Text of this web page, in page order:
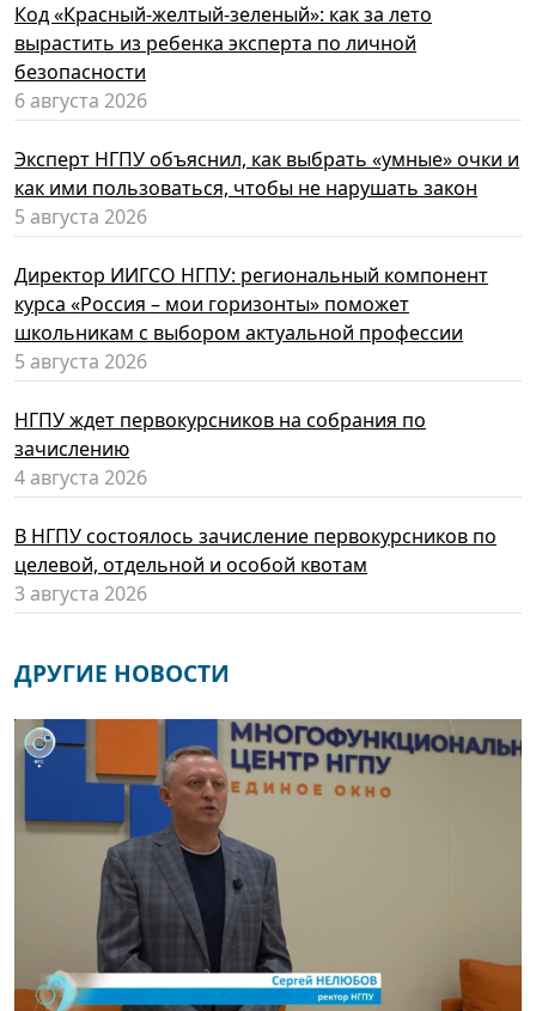
Код «Красный-желтый-зеленый»: как за лето
вырастить из ребенка эксперта по личной
безопасности
6 августа 2026
Эксперт НГПУ объяснил, как выбрать «умные» очки и
как ими пользоваться, чтобы не нарушать закон
5 августа 2026
Директор ИИГСО НГПУ: региональный компонент
курса «Россия – мои горизонты» поможет
школьникам с выбором актуальной профессии
5 августа 2026
НГПУ ждет первокурсников на собрания по
зачислению
4 августа 2026
В НГПУ состоялось зачисление первокурсников по
целевой, отдельной и особой квотам
3 августа 2026
ДРУГИЕ НОВОСТИ